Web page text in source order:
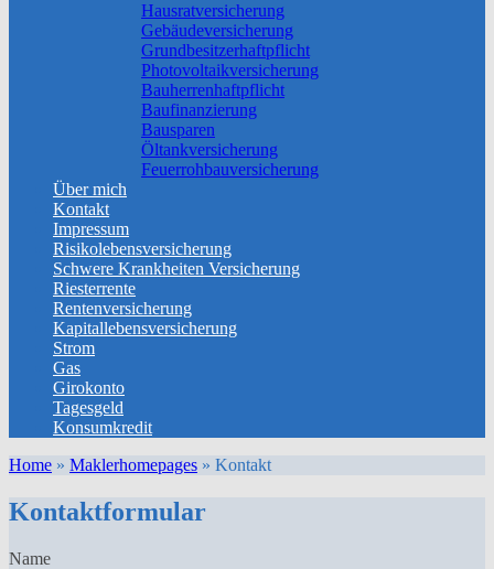
Hausratversicherung
Gebäudeversicherung
Grundbesitzerhaftpflicht
Photovoltaikversicherung
Bauherrenhaftpflicht
Baufinanzierung
Bausparen
Öltankversicherung
Feuerrohbauversicherung
Über mich
Kontakt
Impressum
Risikolebensversicherung
Schwere Krankheiten Versicherung
Riesterrente
Rentenversicherung
Kapitallebensversicherung
Strom
Gas
Girokonto
Tagesgeld
Konsumkredit
Home » Maklerhomepages » Kontakt
Kontaktformular
Name